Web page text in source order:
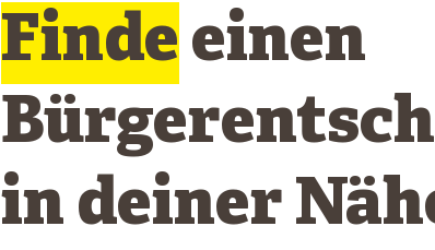
Findeeinen
in deiner